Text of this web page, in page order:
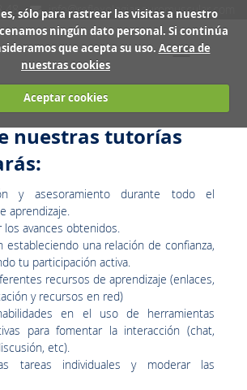
sólo para rastrear las visitas a nuestro
ningún dato personal. Si continúa
que acepta su uso. Acerca de
nuestras cookies
Aceptar cookies
48 info@reflexologianeuromuscular.com
Toggle
nuestras tutorías
y asesoramiento durante todo el
aprendizaje.
los avances obtenidos.
estableciendo una relación de confianza,
tu participación activa.
recursos de aprendizaje (enlaces,
y recursos en red)
en el uso de herramientas
para fomentar la interacción (chat,
etc).
tareas individuales y moderar las